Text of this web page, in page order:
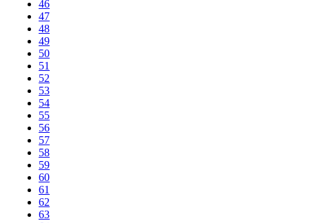
46
47
48
49
50
51
52
53
54
55
56
57
58
59
60
61
62
63